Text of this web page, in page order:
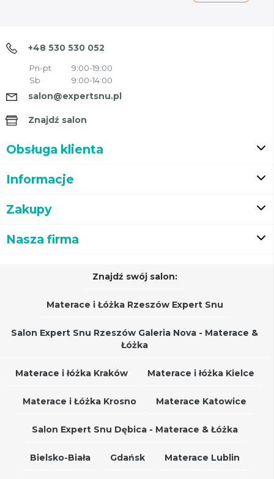
+48 530 530 052
Pn-pt
9:00-19:00
Sb
9:00-14:00
salon@expertsnu.pl
Znajdź salon
Obsługa klienta
Informacje
Zakupy
Nasza firma
Znajdź swój salon:
Materace i Łóżka Rzeszów Expert Snu
Salon Expert Snu Rzeszów Galeria Nova - Materace &
Łóżka
Materace i łóżka Kraków Materace i łóżka Kielce
Materace i Łóżka Krosno Materace Katowice
Salon Expert Snu Dębica - Materace & Łóżka
Bielsko-Biała Gdańsk Materace Lublin